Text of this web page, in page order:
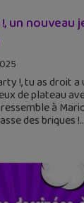
un nouveau
!, tu as droit a
de plateau
à
des briques !